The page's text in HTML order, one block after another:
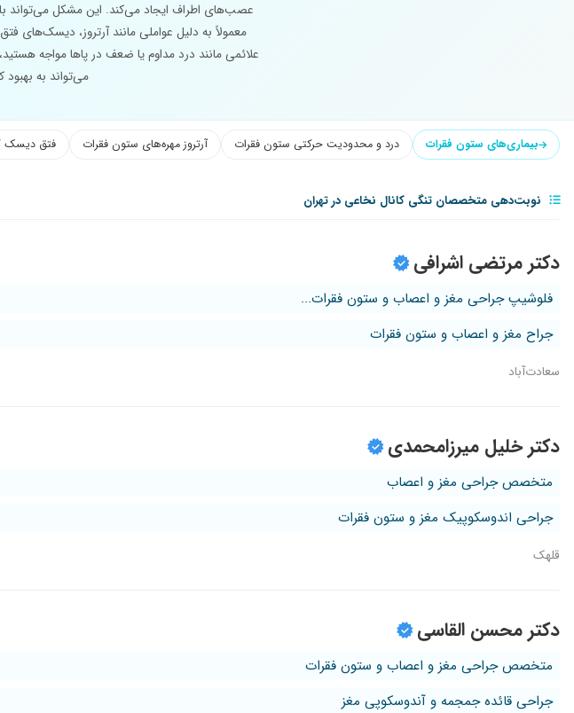
عصب‌های اطراف ایجاد می‌کند. این مشکل می‌تواند
معمولاً به دلیل عواملی مانند آرتروز، دیسک‌های
علائمی مانند درد مداوم یا ضعف در پاها مواجه
می‌تواند به
بیماری‌های ستون فقرات درد و محدودیت حرکتی ستون فقرات آرتروز مهره‌های ستون فقرات فتق دیسک
نوبت‌دهی متخصصان تنگی کانال نخاعی در تهران
دکتر مرتضی اشرافی
فلوشیپ جراحی مغز و اعصاب و ستون فقرات...
جراح مغز و اعصاب و ستون فقرات
سعادت‌آباد
دکتر خلیل میرزامحمدی
متخصص جراحی مغز و اعصاب
جراحی اندوسکوپیک مغز و ستون فقرات
قلهک
دکتر محسن القاسی
متخصص جراحی مغز و اعصاب و ستون فقرات
جراحی قائده جمجمه و آندوسکوپی مغز